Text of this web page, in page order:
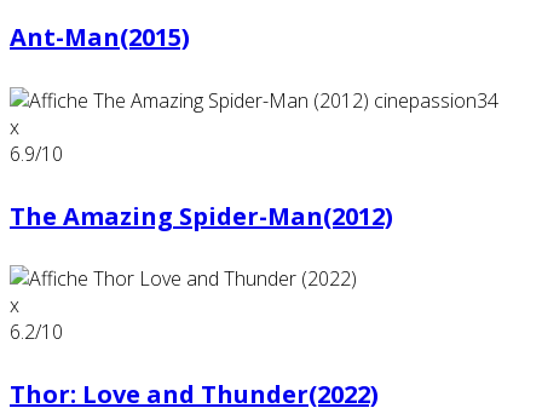
Ant-Man(2015)
x
6.9/10
The Amazing Spider-Man(2012)
x
6.2/10
Thor: Love and Thunder(2022)